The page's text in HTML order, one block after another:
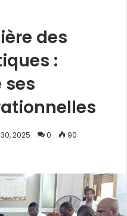
des
:
ses
2025 0
90